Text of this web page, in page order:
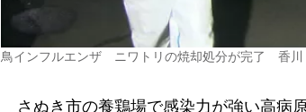
鳥インフルエンザ ニワトリの焼却処分が完了 香川
さぬき市の養鶏場で感染力が強い高病